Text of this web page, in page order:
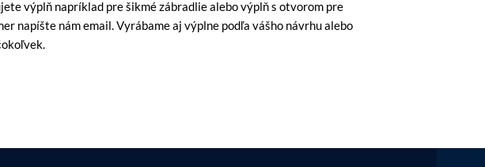
výplň napríklad pre šikmé zábradlie alebo výplň s otvorom pre
napíšte nám email. Vyrábame aj výplne podľa vášho návrhu alebo